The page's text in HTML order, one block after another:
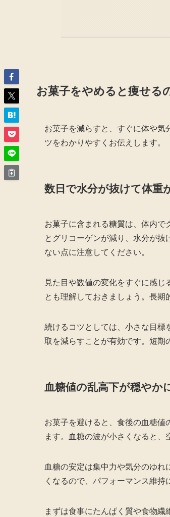
お菓子をやめると痩せる
お菓子を減らすと、すぐに体や気
ツをわかりやすくお伝えします。
数日で水分が抜けて体重
お菓子に含まれる糖質は、体内で
とグリコーゲンが減り、水分が
ない点に注意してください。
見た目や数値の変化をすぐに感
とも理解しておきましょう。長期
続けるコツとしては、小さな目標
取を減らすことが有効です。短期
血糖値の乱高下が穏やか
お菓子を避けると、食後の血糖値
ます。血糖の波が小さくなると、
血糖の安定は集中力や気分のゆれ
くなるので、パフォーマンス維持
まずは食事にたんぱく質や食物